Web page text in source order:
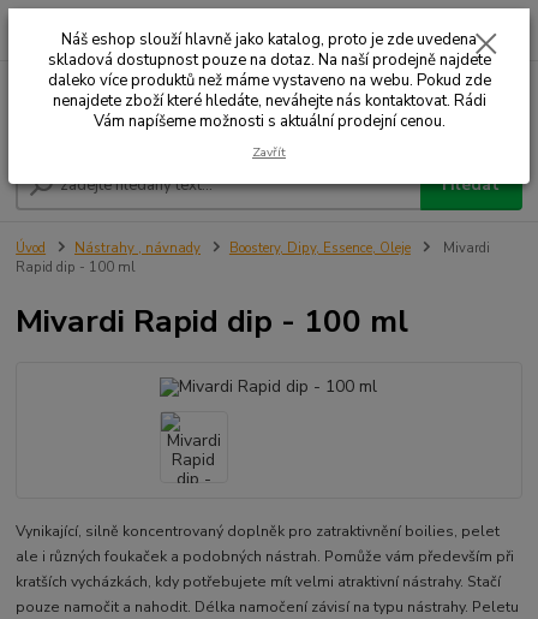
Menu
Hledat
+420 732 707 573 za
Úvod Nástrahy , návnady Boostery, Dipy, Essence, Oleje
Mivardi
Rapid dip - 100 ml
Mivardi Rapid dip - 100 ml
Vynikající, silně koncentrovaný doplněk pro zatraktivnění boilies, pelet
ale i různých foukaček a podobných nástrah. Pomůže vám především při
kratších vycházkách, kdy potřebujete mít velmi atraktivní nástrahy. Stačí
pouze namočit a nahodit. Délka namočení závisí na typu nástrahy. Peletu
Náš eshop slouží hlavně jako katalog, proto je zde uvedena
skladová dostupnost pouze na dotaz. Na naší prodejně najdete
daleko více produktů než máme vystaveno na webu. Pokud zde
nenajdete zboží které hledáte, neváhejte nás kontaktovat. Rádi
Vám napíšeme možnosti s aktuální prodejní cenou.
Zavřít